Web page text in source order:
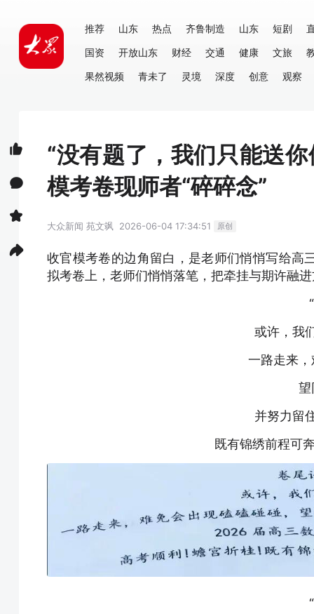
推荐 山东 热点 齐鲁制造 山东 短剧
国资
开放山东 财经 交通 健康 文旅
果然视频
青未了 灵境 深度 创意 观察
“没有题了，我们只能送
模考卷现师者“碎碎念”
大众新闻 苑文飒 2026-06-04 17:34:51 原创
收官模考卷的边角留白，是老师们悄悄写给高
拟考卷上，老师们悄悄落笔，把牵挂与期许融
或许，我
一路走来
望
并努力留
既有锦绣前程可